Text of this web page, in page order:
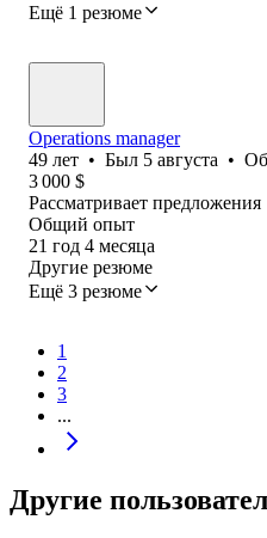
Ещё 1 резюме
Operations manager
49 лет • Был 5 августа •
3 000 $
Рассматривает предложения
Общий опыт
21 год 4 месяца
Другие резюме
Ещё 3 резюме
1
2
3
...
Другие